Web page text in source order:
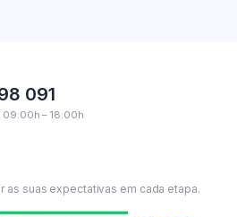
091
09:00h – 18:00h
as suas expectativas em cada etapa.